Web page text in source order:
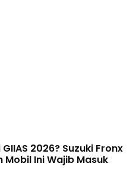
2026? Suzuki Fronx
Ini Wajib Masuk